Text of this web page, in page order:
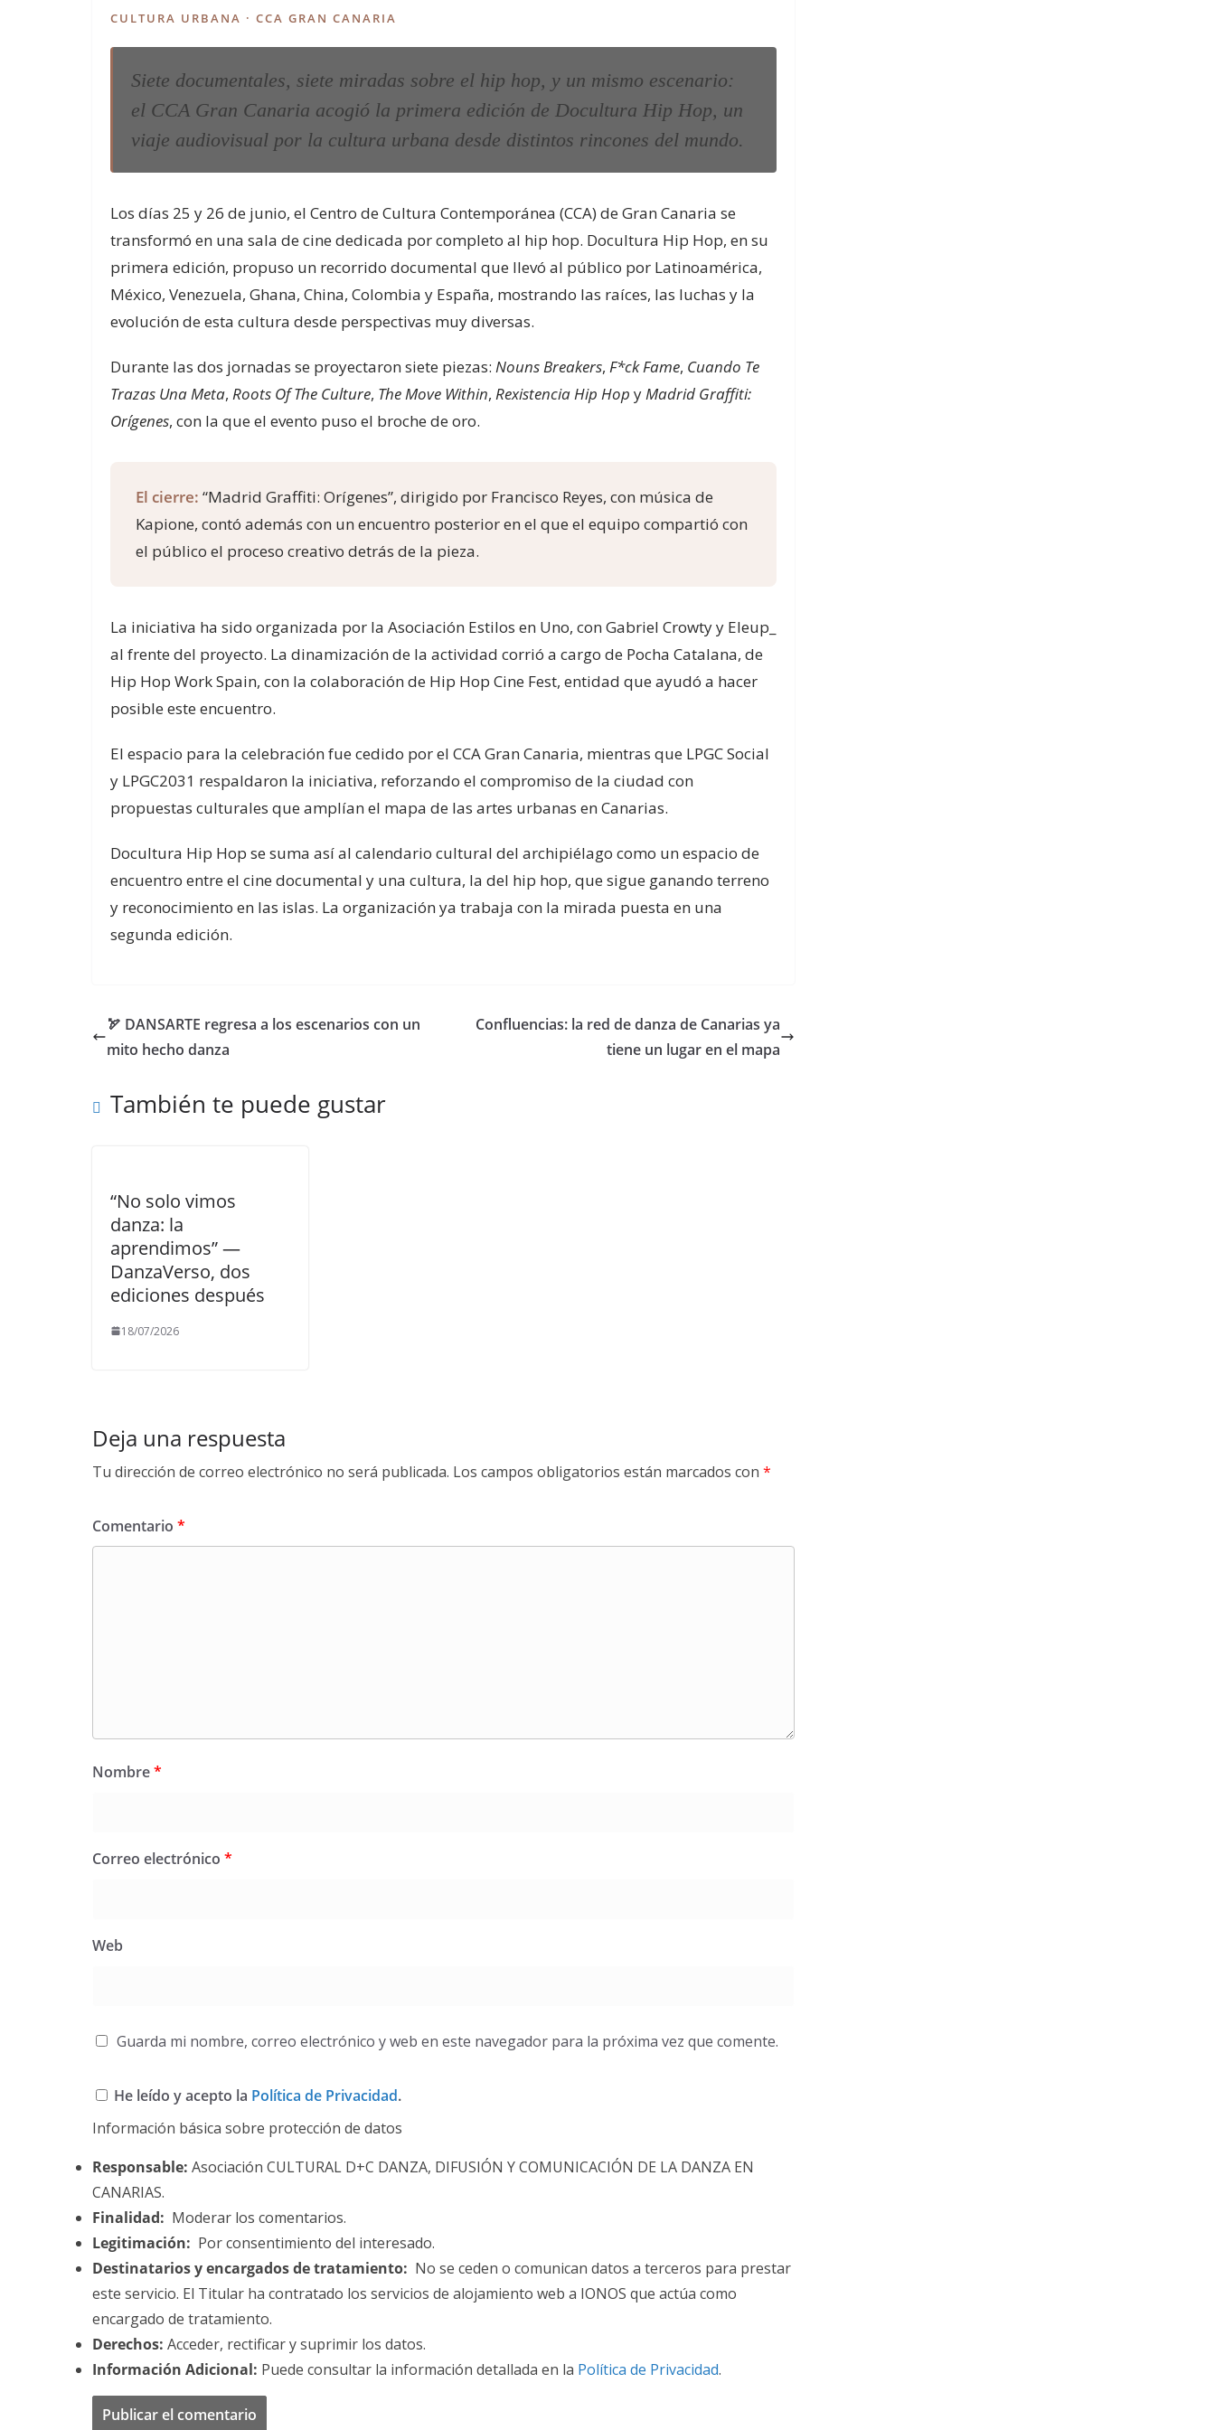
CULTURA URBANA · CCA GRAN CANARIA
Siete documentales, siete miradas sobre el hip hop, y un mismo escenario:
el CCA Gran Canaria acogió la primera edición de Docultura Hip Hop, un
viaje audiovisual por la cultura urbana desde distintos rincones del mundo.
Los días 25 y 26 de junio, el Centro de Cultura Contemporánea (CCA) de Gran Canaria se
transformó en una sala de cine dedicada por completo al hip hop. Docultura Hip Hop, en su
primera edición, propuso un recorrido documental que llevó al público por Latinoamérica,
México, Venezuela, Ghana, China, Colombia y España, mostrando las raíces, las luchas y la
evolución de esta cultura desde perspectivas muy diversas.
Durante las dos jornadas se proyectaron siete piezas: Nouns Breakers, F*ck Fame, Cuando Te
Trazas Una Meta, Roots Of The Culture, The Move Within, Rexistencia Hip Hop y Madrid Graffiti:
Orígenes, con la que el evento puso el broche de oro.
El cierre: “Madrid Graffiti: Orígenes”, dirigido por Francisco Reyes, con música de
Kapione, contó además con un encuentro posterior en el que el equipo compartió con
el público el proceso creativo detrás de la pieza.
La iniciativa ha sido organizada por la Asociación Estilos en Uno, con Gabriel Crowty y Eleup_
al frente del proyecto. La dinamización de la actividad corrió a cargo de Pocha Catalana, de
Hip Hop Work Spain, con la colaboración de Hip Hop Cine Fest, entidad que ayudó a hacer
posible este encuentro.
El espacio para la celebración fue cedido por el CCA Gran Canaria, mientras que LPGC Social
y LPGC2031 respaldaron la iniciativa, reforzando el compromiso de la ciudad con
propuestas culturales que amplían el mapa de las artes urbanas en Canarias.
Docultura Hip Hop se suma así al calendario cultural del archipiélago como un espacio de
encuentro entre el cine documental y una cultura, la del hip hop, que sigue ganando terreno
y reconocimiento en las islas. La organización ya trabaja con la mirada puesta en una
segunda edición.
🏹 DANSARTE regresa a los escenarios con un
mito hecho danza
Confluencias: la red de danza de Canarias ya
tiene un lugar en el mapa
También te puede gustar
“No solo vimos
danza: la
aprendimos” —
DanzaVerso, dos
ediciones después
18/07/2026
Deja una respuesta
Tu dirección de correo electrónico no será publicada. Los campos obligatorios están marcados con *
Comentario *
Nombre*
Correo electrónico *
Web
Guarda mi nombre, correo electrónico y web en este navegador para la próxima vez que comente.
He leído y acepto la Política de Privacidad.
Información básica sobre protección de datos
Responsable: Asociación CULTURAL D+C DANZA, DIFUSIÓN Y COMUNICACIÓN DE LA DANZA EN
CANARIAS.
Finalidad: Moderar los comentarios.
Legitimación: Por consentimiento del interesado.
Destinatarios y encargados de tratamiento: No se ceden o comunican datos a terceros para prestar
este servicio. El Titular ha contratado los servicios de alojamiento web a IONOS que actúa como
encargado de tratamiento.
Derechos: Acceder, rectificar y suprimir los datos.
Información Adicional: Puede consultar la información detallada en la Política de Privacidad.